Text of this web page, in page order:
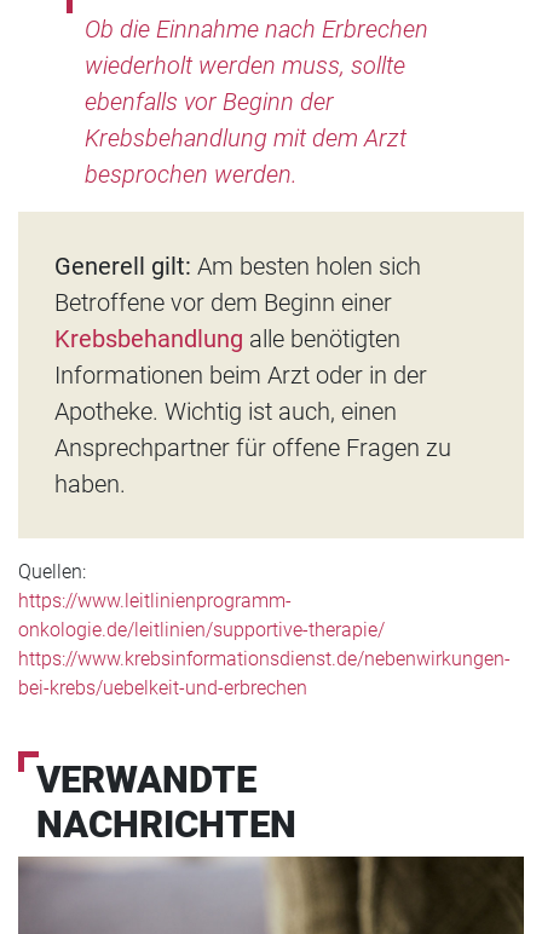
Ob die Einnahme nach Erbrechen
wiederholt werden muss, sollte
ebenfalls vor Beginn der
Krebsbehandlung mit dem Arzt
besprochen werden.
Generell gilt: Am besten holen sich
Betroffene vor dem Beginn einer
Krebsbehandlung alle benötigten
Informationen beim Arzt oder in der
Apotheke. Wichtig ist auch, einen
Ansprechpartner für offene Fragen zu
haben.
Quellen:
https://www.leitlinienprogramm-
onkologie.de/leitlinien/supportive-therapie/
https://www.krebsinformationsdienst.de/nebenwirkungen-
bei-krebs/uebelkeit-und-erbrechen
VERWANDTE
NACHRICHTEN